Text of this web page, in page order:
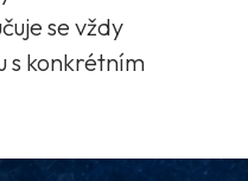
se vždy
s konkrétním